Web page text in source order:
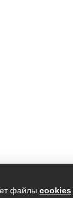
файлы cookies